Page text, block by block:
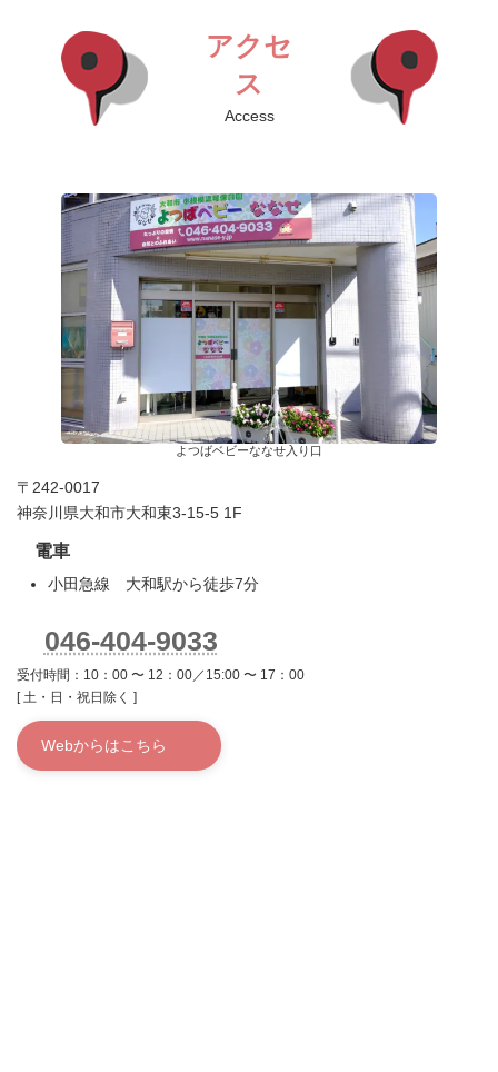
アクセ
ス
Access
よつばベビーななせ入り口
〒242-0017
神奈川県大和市大和東3-15-5 1F
電車
小田急線 大和駅から徒歩7分
046-404-9033
受付時間：10：00 〜 12：00／15:00 〜 17：00
[ 土・日・祝日除く ]
Webからはこちら